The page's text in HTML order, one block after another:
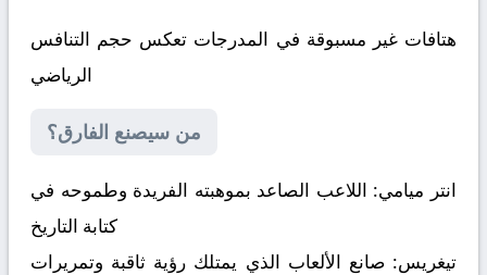
هتافات غير مسبوقة في المدرجات تعكس حجم التنافس
الرياضي
من سيصنع الفارق؟
انتر ميامي: اللاعب الصاعد بموهبته الفريدة وطموحه في
كتابة التاريخ
تيغريس: صانع الألعاب الذي يمتلك رؤية ثاقبة وتمريرات